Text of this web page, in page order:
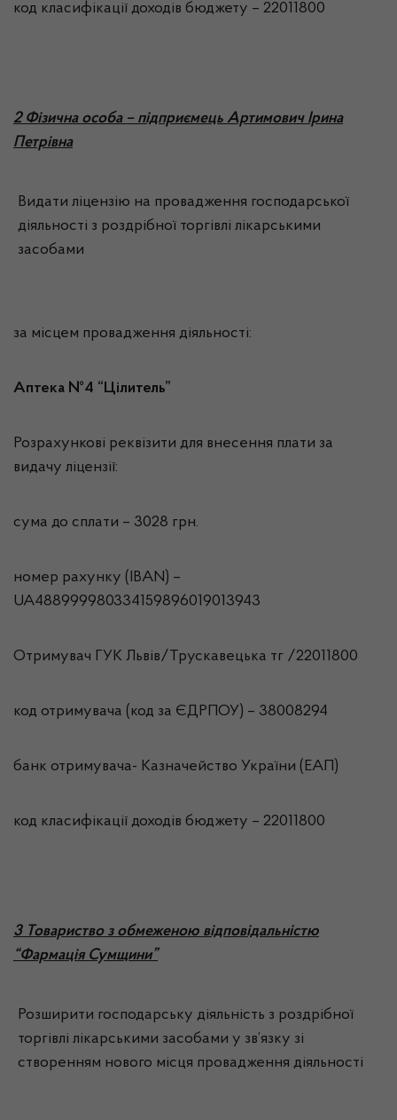
код класифікації доходів бюджету – 22011800
2 Фізична особа – підприємець Артимович Ірина
Петрівна
Видати ліцензію на провадження господарської
діяльності з роздрібної торгівлі лікарськими
засобами
за місцем провадження діяльності:
Аптека №4 “Цілитель”
Розрахункові реквізити для внесення плати за
видачу ліцензії:
сума до сплати – 3028 грн.
номер рахунку (IBAN) –
UA488999980334159896019013943
Отримувач ГУК Львiв/Трускавецька тг /22011800
код отримувача (код за ЄДРПОУ) – 38008294
банк отримувача- Казначейство України (ЕАП)
код класифікації доходів бюджету – 22011800
3 Товариство з обмеженою відповідальністю
“Фармація Сумщини”
Розширити господарську діяльність з роздрібної
торгівлі лікарськими засобами у зв’язку зі
створенням нового місця провадження діяльності